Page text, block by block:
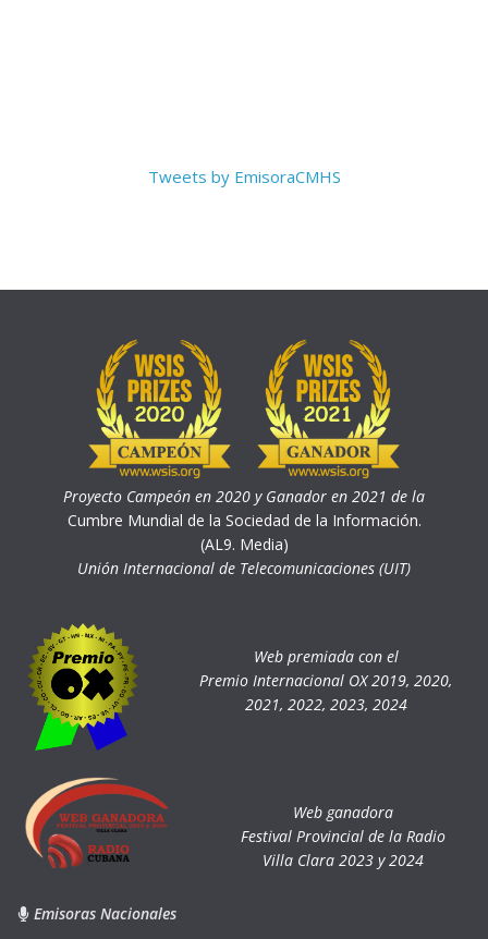
Tweets by EmisoraCMHS
Proyecto Campeón en 2020 y Ganador en 2021 de la
Cumbre Mundial de la Sociedad de la Información.
(AL9. Media)
Unión Internacional de Telecomunicaciones (UIT)
Web premiada con el
Premio Internacional OX 2019, 2020,
2021, 2022, 2023, 2024
Web ganadora
Festival Provincial de la Radio
Villa Clara 2023 y 2024
Emisoras Nacionales